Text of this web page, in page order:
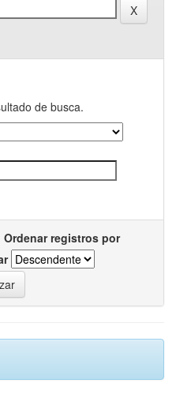
de busca.
Ordenar registros por